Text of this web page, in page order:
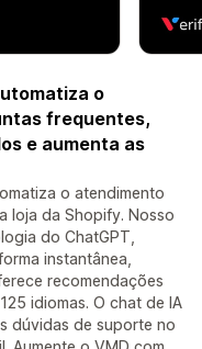
o
frequentes,
e aumenta as
o atendimento
loja da Shopify. Nosso
do ChatGPT,
instantânea,
recomendações
idiomas. O chat de IA
dúvidas de suporte no